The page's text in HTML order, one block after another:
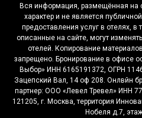
Вся информация, размещённая на
характер и не является
предоставления услуг в отелях, в
описанные на сайте, могут
отелей. Копирование
запрещено. Бронирование в офисе
Выбор» ИНН 6165191372, ОГРН
Зацепский Вал, 14 оф 208. Онлвйн
партнер: ООО «Левел Тревел» ИНН
121205, г. Москва, территория
Нобеля д.7,